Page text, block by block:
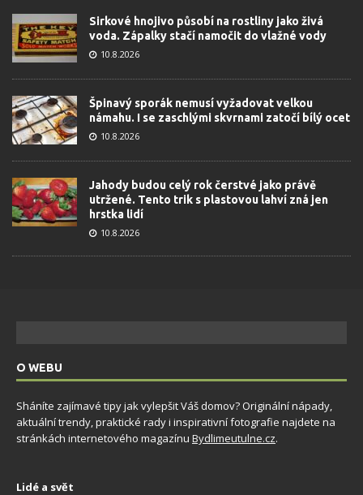
Sirkové hnojivo působí na rostliny jako živá
voda. Zápalky stačí namočit do vlažné vody
10.8.2026
Špinavý sporák nemusí vyžadovat velkou
námahu. I se zaschlými skvrnami zatočí bílý ocet
10.8.2026
Jahody budou celý rok čerstvé jako právě
utržené. Tento trik s plastovou lahví zná jen
hrstka lidí
10.8.2026
O WEBU
Sháníte zajímavé tipy jak vylepšit Váš domov? Originální nápady,
aktuální trendy, praktické rady i inspirativní fotografie najdete na
stránkách internetového magazínu Bydlimeutulne.cz.
Lidé a svět